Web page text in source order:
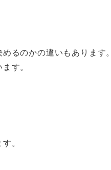
るのかの違いもあります。
す。
。